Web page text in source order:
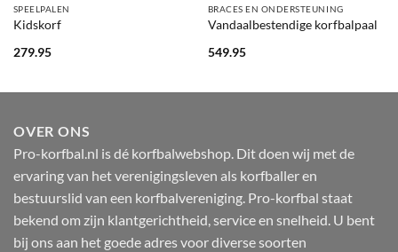
SPEELPALEN
Kidskorf
279.95
BRACES EN ONDERSTEUNING
Vandaalbestendige korfbalpaal
549.95
OVER ONS
Pro-korfbal.nl is dé korfbalwebshop. Dit doen wij met de
ervaring van het verenigingsleven als korfballer en
bestuurslid van een korfbalvereniging. Pro-korfbal staat
bekend om zijn klantgerichtheid, service en snelheid. U bent
bij ons aan het goede adres voor diverse soorten